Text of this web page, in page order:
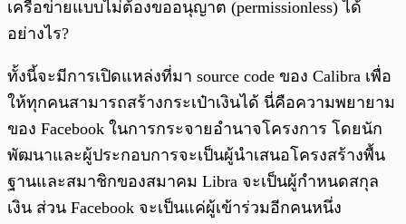
เครือข่ายแบบไม่ต้องขออนุญาต (permissionless) ได้
อย่างไร?
ทั้งนี้จะมีการเปิดแหล่งที่มา source code ของ Calibra เพื่อ
ให้ทุกคนสามารถสร้างกระเป๋าเงินได้ นี่คือความพยายาม
ของ Facebook ในการกระจายอำนาจโครงการ โดยนัก
พัฒนาและผู้ประกอบการจะเป็นผู้นำเสนอโครงสร้างพื้น
ฐานและสมาชิกของสมาคม Libra จะเป็นผู้กำหนดสกุล
เงิน ส่วน Facebook จะเป็นแค่ผู้เข้าร่วมอีกคนหนึ่ง